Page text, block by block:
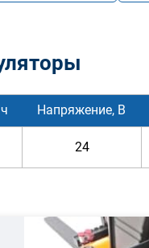
Напряжение, В
24